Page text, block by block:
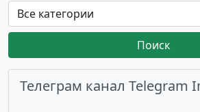
Поиск
Телеграм канал Telegram